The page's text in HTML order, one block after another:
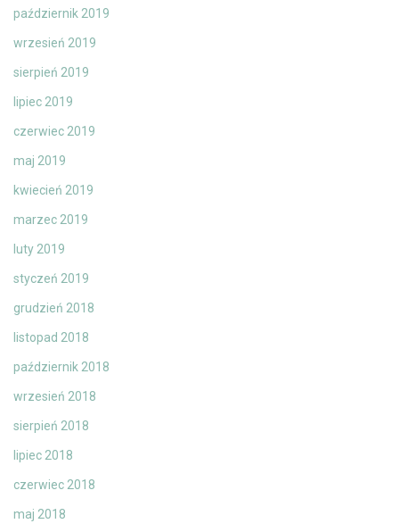
październik 2019
wrzesień 2019
sierpień 2019
lipiec 2019
czerwiec 2019
maj 2019
kwiecień 2019
marzec 2019
luty 2019
styczeń 2019
grudzień 2018
listopad 2018
październik 2018
wrzesień 2018
sierpień 2018
lipiec 2018
czerwiec 2018
maj 2018